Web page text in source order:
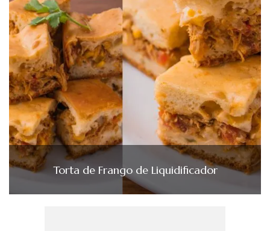
Torta de Frango de Liquidificador